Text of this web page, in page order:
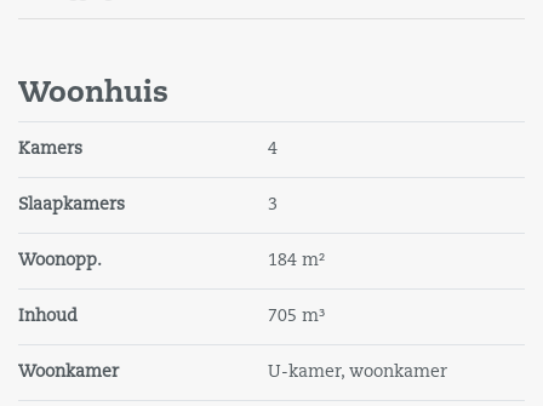
Woonhuis
Kamers 4
Slaapkamers 3
Woonopp. 184 m²
Inhoud 705 m³
Woonkamer U-kamer, woonkamer